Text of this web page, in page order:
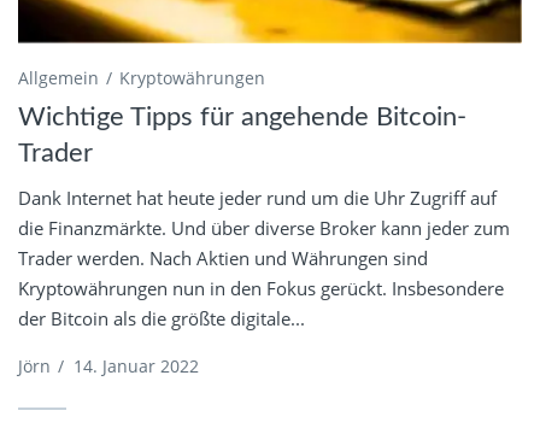
Allgemein Kryptowährungen
Wichtige Tipps für angehende Bitcoin-
Trader
Dank Internet hat heute jeder rund um die Uhr Zugriff auf
die Finanzmärkte. Und über diverse Broker kann jeder zum
Trader werden. Nach Aktien und Währungen sind
Kryptowährungen nun in den Fokus gerückt. Insbesondere
der Bitcoin als die größte digitale...
Jörn / 14. Januar 2022